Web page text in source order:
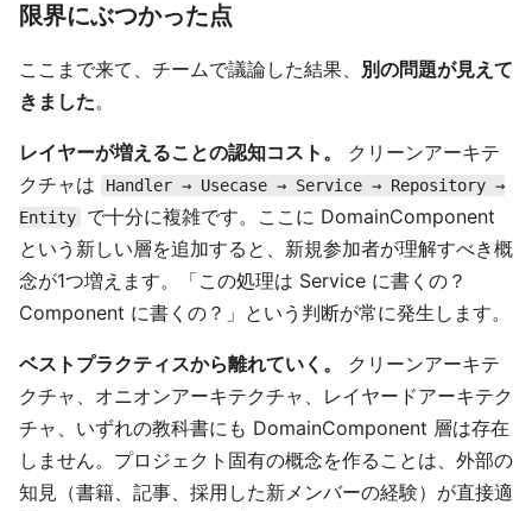
限界にぶつかった点
ここまで来て、チームで議論した結果、 別の問題が見えて
きました。
レイヤーが増えることの認知コスト。
クリーンアーキテ
クチャは
Handler → Usecase → Service → Repository →
Entity
で十分に複雑です。ここに DomainComponent
という新しい層を追加すると、新規参加者が理解すべき概
念が1つ増えます。「この処理は Service に書くの？
Component に書くの？」という判断が常に発生します。
ベストプラクティスから離れていく。
クリーンアーキテ
クチャ、オニオンアーキテクチャ、レイヤードアーキテク
チャ、いずれの教科書にも DomainComponent 層は存在
しません。プロジェクト固有の概念を作ることは、外部の
知見（書籍、記事、採用した新メンバーの経験）が直接適